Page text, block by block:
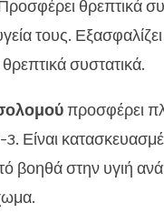
θρεπτικά
τους.
συστατικά.
προσφέρει
Είναι
βοηθά στην υγιή